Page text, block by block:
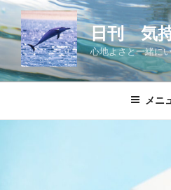
コ
ン
テ
ツ
日刊 気
心地よさと一緒に
メニ